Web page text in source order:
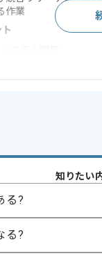
作業
の作業経験
ジタルマーケティ
けるディレクターま
画プラットフォー
ツールを用いたデー
リビューションの利
知りたい
る?
る?